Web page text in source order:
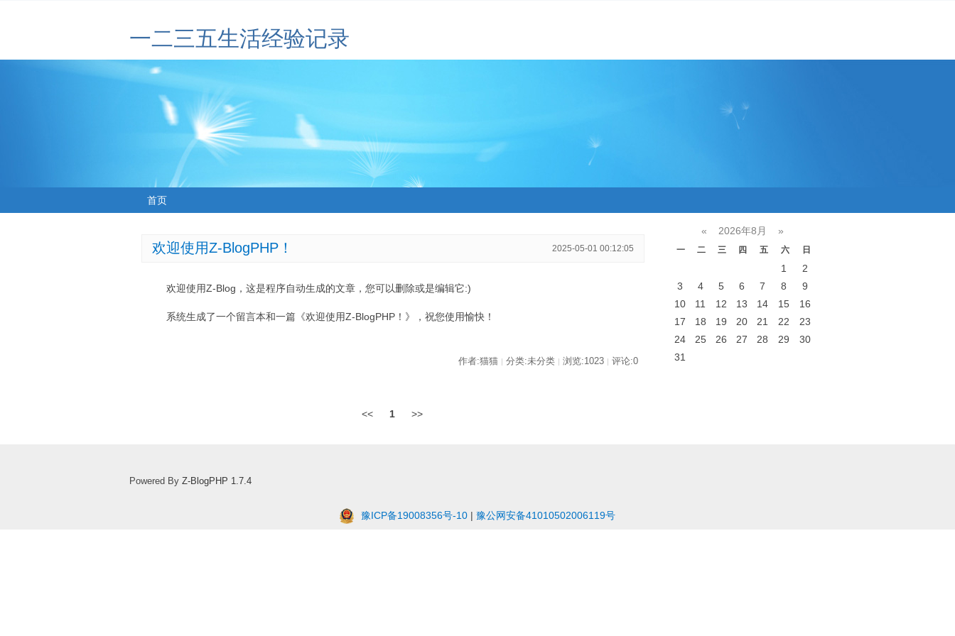
一二三五生活经验记录
首页
欢迎使用Z-BlogPHP！ 2025-05-01 00:12:05
欢迎使用Z-Blog，这是程序自动生成的文章，您可以删除或是编辑它:)
系统生成了一个留言本和一篇《欢迎使用Z-BlogPHP！》，祝您使用愉快！
作者:猫猫 | 分类:未分类 | 浏览:1023 | 评论:0
<< 1 >>
« 2026年8月 »
一 二 三 四 五 六 日
1
2
3
4 5 6 7 8
9
10
11 12 13 14 15
16
17
18 19 20 21 22
23
24
25 26 27 28 29
30
31
Powered By Z-BlogPHP 1.7.4
豫ICP备19008356号-10 | 豫公网安备41010502006119号